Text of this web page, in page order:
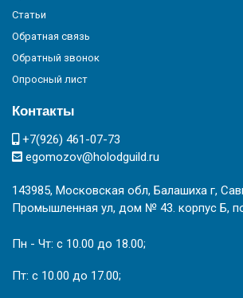
Статьи
Обратная связь
Обратный звонок
Опросный лист
Контакты
+7(926) 461-07-73
egomozov@holodguild.ru
143985, Московская обл, Балашиха г,
Промышленная ул, дом № 43. корпус Б,
Пн - Чт: с 10.00 до 18.00;
Пт: с 10.00 до 17.00;